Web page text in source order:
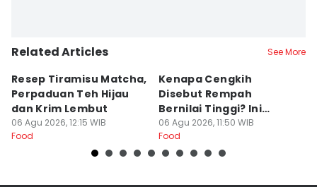
Related Articles See More
Resep Tiramisu Matcha,
Perpaduan Teh Hijau
dan Krim Lembut
06 Agu 2026, 12:15 WIB
Food
Kenapa Cengkih
Disebut Rempah
Bernilai Tinggi? Ini
Alasannya!
06 Agu 2026, 11:50 WIB
Food